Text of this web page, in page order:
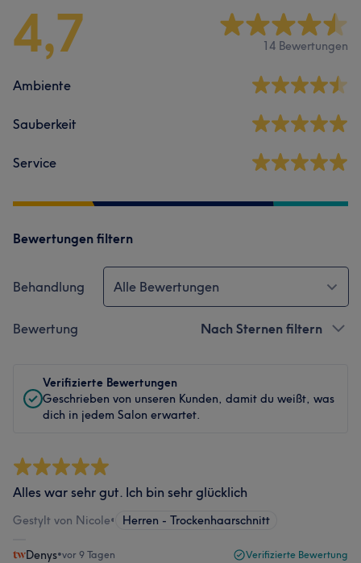
4,7 14 Bewertungen
Ambiente
Sauberkeit
Service
Bewertungen filtern
Behandlung Alle Bewertungen
Bewertung Nach Sternen filtern
Verifizierte Bewertungen
Geschrieben von unseren Kunden, damit du weißt, was
dich in jedem Salon erwartet.
Alles war sehr gut. Ich bin sehr glücklich
Gestylt von Nicole• Herren - Trockenhaarschnitt
Denys•vor 9 Tagen Verifizierte Bewertung